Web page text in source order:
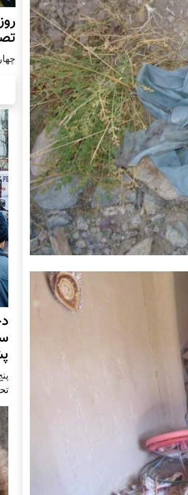
چهار
پنج